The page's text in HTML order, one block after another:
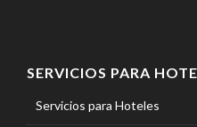
SERVICIOS PARA
Servicios para Hoteles